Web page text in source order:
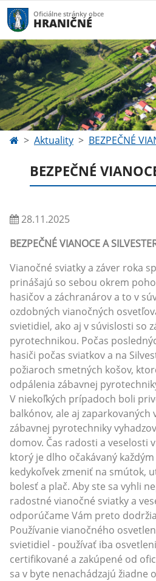
Oficiálne stránky obce
HRANIČNÉ
Aktuality BEZPEČNÉ
BEZPEČNÉ
28.11.2025
BEZPEČNÉ VIANOCE A
Vianočné sviatky a záver roka
prinášajú so sebou okrem
hasičov a záchranárov a to v
ozdobných vianočných
svietidiel, ako aj v súvislosti so
pyrotechnikou. Počas
hasiči počas sviatkov a na
požiaroch smetných košov,
odpálenia zábavnej
V niekoľkých prípadoch boli
balkónov, ale aj zaparkovaných
zábavnej pyrotechniky
domov. Čas radosti a veselosti
ktorý je dlho očakávaný každým
kedykoľvek zmeniť na smútok,
bolesť a plač. Aby ste sa vyhli
radostné vianočné sviatky a
odporúčame Vám preto
Používanie vianočného
svietidiel - používať iba
certifikované a zakúpené od
sa v byte nenachádzajú žiadne